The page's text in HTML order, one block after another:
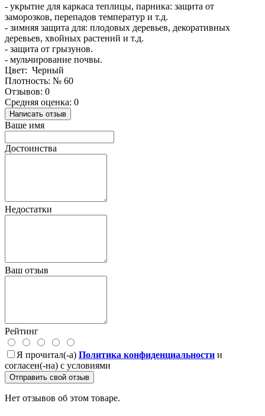
- укрытие для каркаса теплицы, парника: защита от
заморозков, перепадов температур и т.д.
- зимняя защита для: плодовых деревьев, декоративных
деревьев, хвойных растений и т.д.
- защита от грызунов.
- мульчирование почвы.
Цвет: Черный
Плотность: № 60
Отзывов: 0
Средняя оценка: 0
Написать отзыв
Ваше имя
Достоинства
Недостатки
Ваш отзыв
Рейтинг
Я прочитал(-а) Политика конфиденциальности и
согласен(-на) с условиями
Отправить свой отзыв
Нет отзывов об этом товаре.